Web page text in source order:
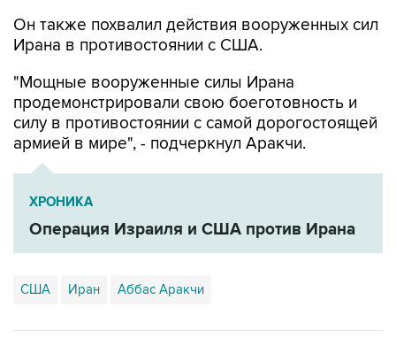
Он также похвалил действия вооруженных сил
Ирана в противостоянии с США.
"Мощные вооруженные силы Ирана
продемонстрировали свою боеготовность и
силу в противостоянии с самой дорогостоящей
армией в мире", - подчеркнул Аракчи.
ХРОНИКА
Операция Израиля и США против Ирана
США Иран Аббас Аракчи